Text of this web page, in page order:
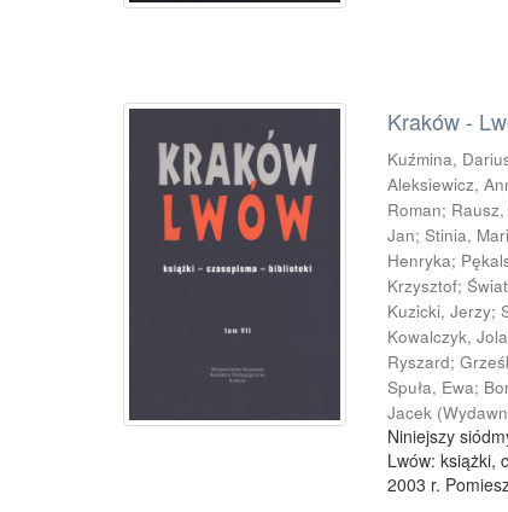
Kraków -
Kuźmina,
Aleksiewicz,
Roman;
Jan;Stinia,
Henryka;
Krzysztof;
Kuzicki, Jerzy;
Kowalczyk,
Ryszard;
Spuła, Ewa;
Jacek (
Niniejszy
Lwów: książki,
2003 r.